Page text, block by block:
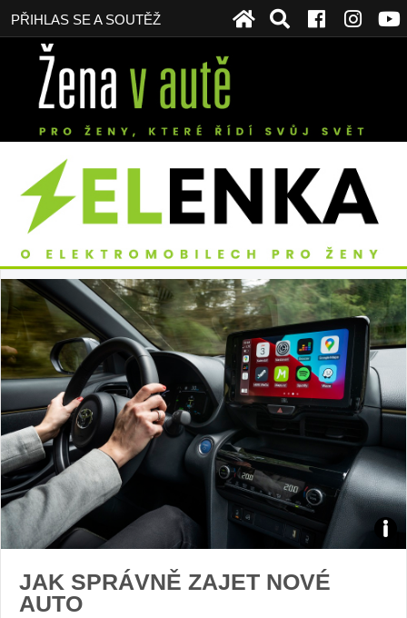
PŘIHLAS SE A SOUTĚŽ
foto
JAK SPRÁVNĚ ZAJET NOVÉ
AUTO